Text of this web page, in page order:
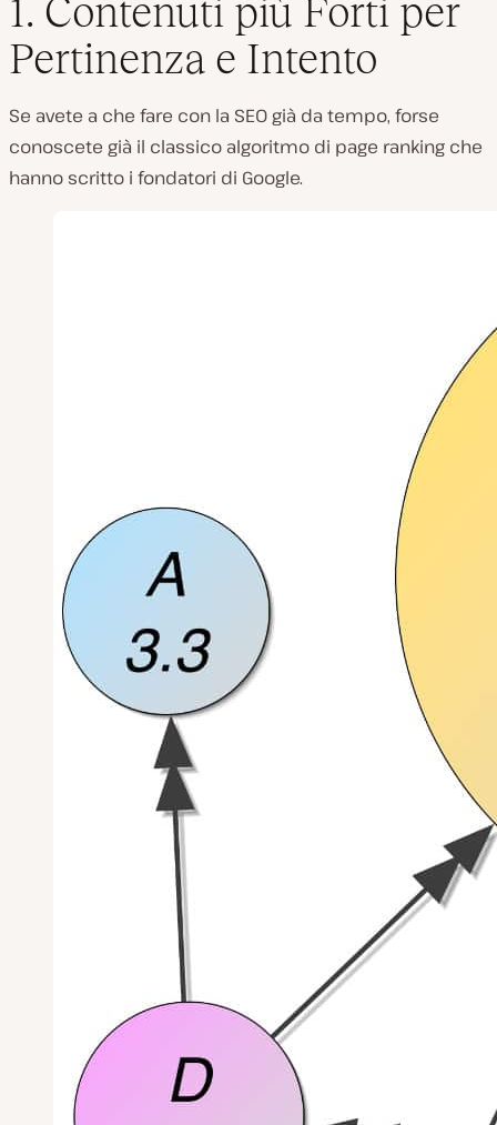
1. Contenuti più Forti per
Pertinenza e Intento
Se avete a che fare con la SEO già da tempo, forse
conoscete già il classico algoritmo di page ranking che
hanno scritto i fondatori di Google.